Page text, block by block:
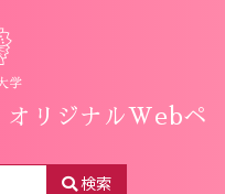
オリジナルWebペ
検索